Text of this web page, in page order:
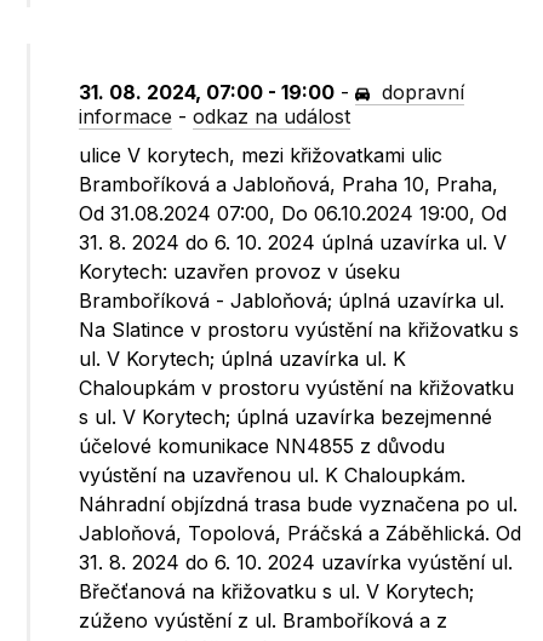
31. 08. 2024, 07:00 - 19:00 -
dopravní
informace -odkaz na událost
ulice V korytech, mezi křižovatkami ulic
Bramboříková a Jabloňová, Praha 10, Praha,
Od 31.08.2024 07:00, Do 06.10.2024 19:00, Od
31. 8. 2024 do 6. 10. 2024 úplná uzavírka ul. V
Korytech: uzavřen provoz v úseku
Bramboříková - Jabloňová; úplná uzavírka ul.
Na Slatince v prostoru vyústění na křižovatku s
ul. V Korytech; úplná uzavírka ul. K
Chaloupkám v prostoru vyústění na křižovatku
s ul. V Korytech; úplná uzavírka bezejmenné
účelové komunikace NN4855 z důvodu
vyústění na uzavřenou ul. K Chaloupkám.
Náhradní objízdná trasa bude vyznačena po ul.
Jabloňová, Topolová, Práčská a Záběhlická. Od
31. 8. 2024 do 6. 10. 2024 uzavírka vyústění ul.
Břečťanová na křižovatku s ul. V Korytech;
zúženo vyústění z ul. Bramboříková a z